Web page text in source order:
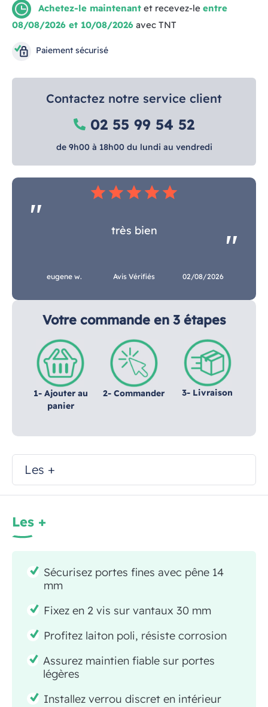
Achetez-le maintenant et recevez-le entre
08/08/2026 et 10/08/2026 avec TNT
Paiement sécurisé
Contactez notre service client
02 55 99 54 52
de 9h00 à 18h00 du lundi au vendredi
Votre commande en 3 étapes
1- Ajouter au
panier
2- Commander 3- Livraison
star star star star star
très bien
eugene w. Avis Vérifiés 02/08/2026
Les +
Les +
Sécurisez portes fines avec pêne 14
mm
Fixez en 2 vis sur vantaux 30 mm
Profitez laiton poli, résiste corrosion
Assurez maintien fiable sur portes
légères
Installez verrou discret en intérieur